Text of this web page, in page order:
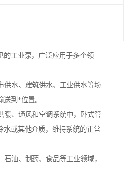
的工业泵，广泛应用于多个领
供水、建筑供水、工业供水等场
送到*位置。
暖、通风和空调系统中，卧式管
水或其他介质，维持系统的正常
石油、制药、食品等工业领域，